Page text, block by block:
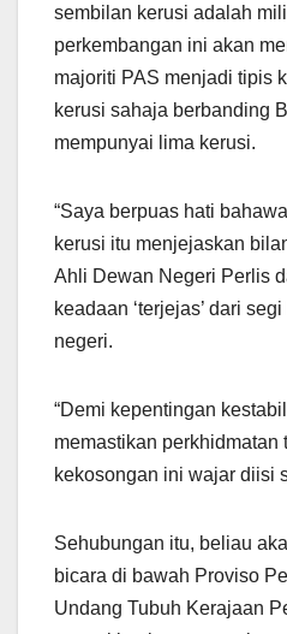
sembilan kerusi adalah
perkembangan ini akan
majoriti PAS menjadi tipis
kerusi sahaja berbanding
mempunyai lima kerusi.
“Saya berpuas hati
kerusi itu menjejaskan
Ahli Dewan Negeri Perlis
keadaan ‘terjejas’ dari
negeri.
“Demi kepentingan
memastikan perkhidmatan
kekosongan ini wajar diisi
Sehubungan itu, beliau
bicara di bawah Proviso
Undang Tubuh Kerajaan